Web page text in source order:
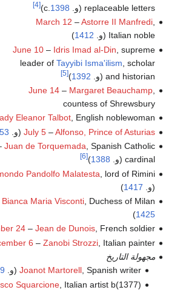
replaceable letters (و. c.
1398
)
[4]
March 12 –Astorre II Manfredi,
Italian noble (و.
1412
)
June 10– Idris Imad al-Din , supreme
leader of Tayyibi Isma'ilism , scholar
and historian (و.
1392
)
[5]
June 14– Margaret Beauchamp,
countess of Shrewsbury
Eleanor Talbot, English noblewoman
July 5–Alfonso, Prince of Asturias (و.
Juan de Torquemada , Spanish Catholic
cardinal (و.
1388
)
[6]
Pandolfo Malatesta , lord of Rimini
(و. 1417
)
Bianca Maria Visconti, Duchess of Milan (و.
1425
)
24– Jean de Dunois, French soldier (و.
6 – Zanobi Strozzi, Italian painter (و.
مجهولة التاريخ
Joanot Martorell , Spanish writer (و.
Squarcione , Italian artist b(1377)